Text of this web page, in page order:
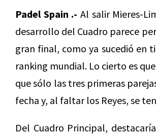
Padel Spain .- Al salir Mieres-
desarrollo del Cuadro parece
gran final, como ya sucedió en
ranking mundial. Lo cierto es
que sólo las tres primeras
fecha y, al faltar los Reyes, se
Del Cuadro Principal,